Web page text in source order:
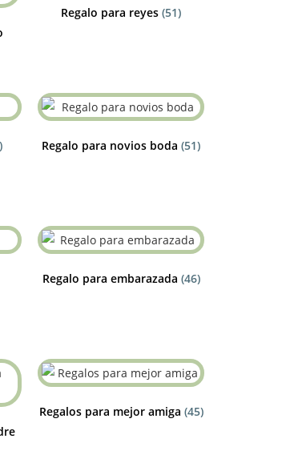
Regalo para reyes (51)
Regalo para novios boda (51)
Regalo para embarazada (46)
Regalos para mejor amiga (45)